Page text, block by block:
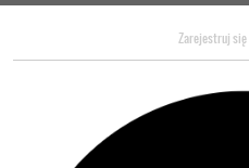
Zarejestruj się